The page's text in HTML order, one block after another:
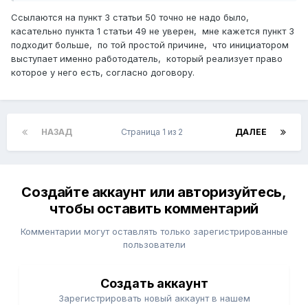
Ссылаются на пункт 3 статьи 50 точно не надо было,
касательно пункта 1 статьи 49 не уверен, мне кажется пункт 3
подходит больше, по той простой причине, что инициатором
выступает именно работодатель, который реализует право
которое у него есть, согласно договору.
НАЗАД ДАЛЕЕ
Страница 1 из 2
Создайте аккаунт или авторизуйтесь,
чтобы оставить комментарий
Комментарии могут оставлять только зарегистрированные
пользователи
Создать аккаунт
Зарегистрировать новый аккаунт в нашем